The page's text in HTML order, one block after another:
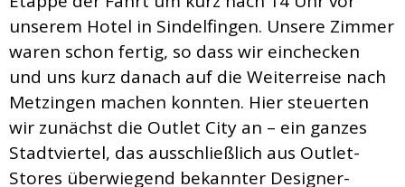
unserem Hotel in Sindelfingen. Unsere Zimmer
waren schon fertig, so dass wir einchecken
und uns kurz danach auf die Weiterreise nach
Metzingen machen konnten. Hier steuerten
wir zunächst die Outlet City an – ein ganzes
Stadtviertel, das ausschließlich aus Outlet-
Stores überwiegend bekannter Designer-